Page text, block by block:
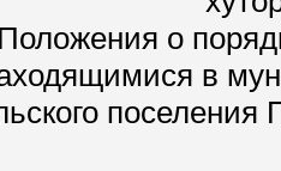
о
в
поселения